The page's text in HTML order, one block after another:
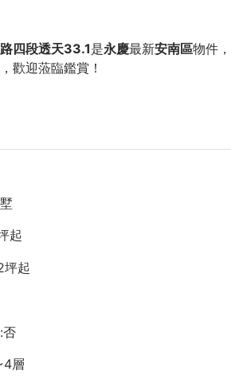
四段透天33.1是永慶最新安南區物件，
，歡迎蒞臨鑑賞！
起
坪起
否
層